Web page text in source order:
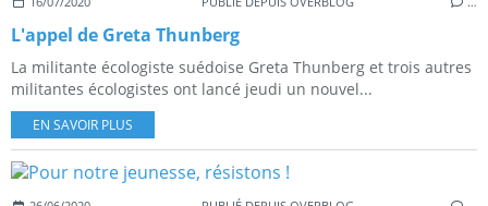
L'appel de Greta Thunberg
La militante écologiste suédoise Greta Thunberg et trois autres
militantes écologistes ont lancé jeudi un nouvel...
EN SAVOIR PLUS